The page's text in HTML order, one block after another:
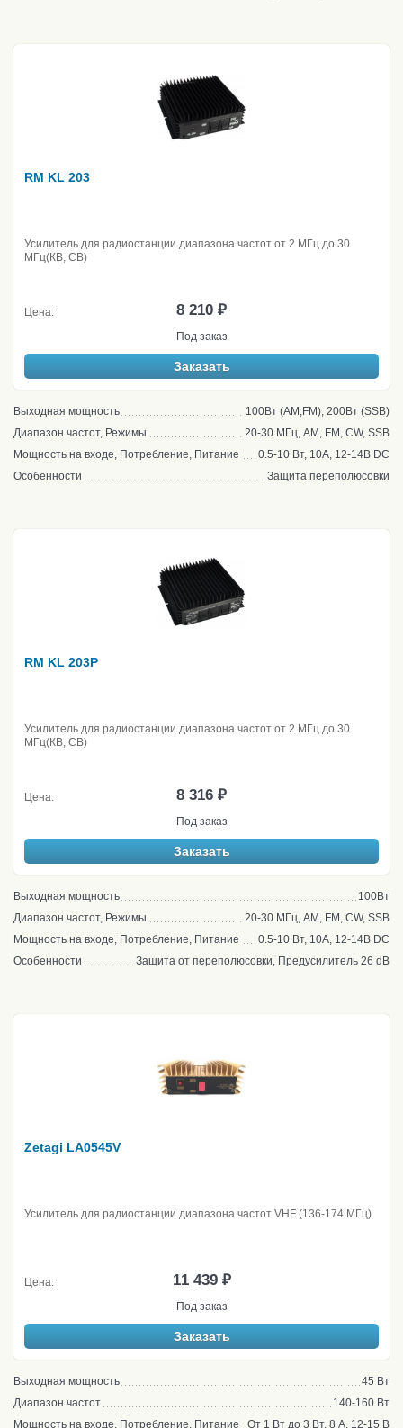
RM KL 203
Усилитель для радиостанции диапазона частот от 2 МГц до 30
МГц(КВ, CB)
Цена: 8 210 ₽
Под заказ
Заказать
Выходная мощность
100Вт (AM,FM), 200Вт (SSB)
Диапазон частот, Режимы
20-30 МГц, AM, FM, CW, SSB
Мощность на входе, Потребление, Питание
0.5-10 Вт, 10А, 12-14В DC
Особенности
Защита переполюсовки
RM KL 203P
Усилитель для радиостанции диапазона частот от 2 МГц до 30
МГц(КВ, CB)
Цена: 8 316 ₽
Под заказ
Заказать
Выходная мощность
100Вт
Диапазон частот, Режимы
20-30 МГц, AM, FM, CW, SSB
Мощность на входе, Потребление, Питание
0.5-10 Вт, 10А, 12-14В DC
Особенности
Защита от переполюсовки, Предусилитель 26 dB
Zetagi LA0545V
Усилитель для радиостанции диапазона частот VHF (136-174 МГц)
Цена: 11 439 ₽
Под заказ
Заказать
Выходная мощность
45 Вт
Диапазон частот
140-160 Вт
Мощность на входе, Потребление, Питание
От 1 Вт до 3 Вт, 8 А, 12-15 В